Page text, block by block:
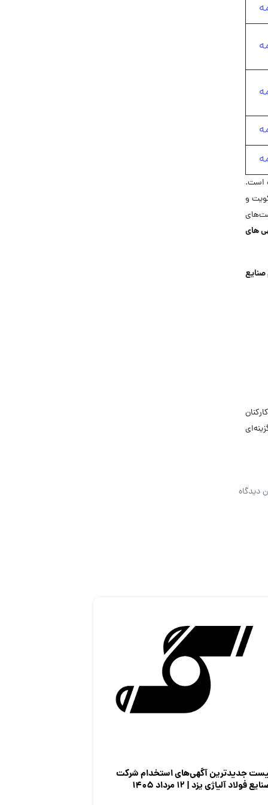
است.
و
های
دیدگاه
جدیدترین آگهی‌های استخدام شرکت
فولاد آلیاژی یزد | ۱۲ مرداد ۱۴۰۵